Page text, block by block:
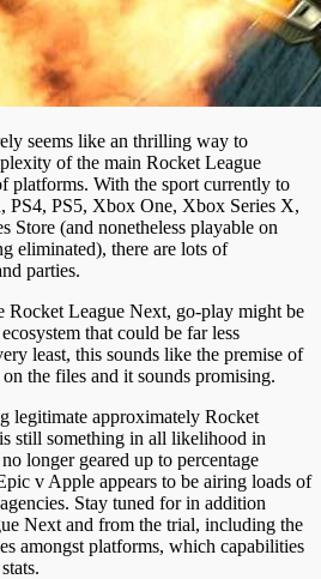
seems like an thrilling way to
of the main Rocket League
platforms. With the sport currently to
PS4, PS5, Xbox One, Xbox Series X,
Store (and nonetheless playable on
eliminated), there are lots of
parties.
Rocket League Next, go-play might be
that could be far less
least, this sounds like the premise of
the files and it sounds promising.
legitimate approximately Rocket
still something in all likelihood in
longer geared up to percentage
v Apple appears to be airing loads of
Stay tuned for in addition
Next and from the trial, including the
amongst platforms, which capabilities